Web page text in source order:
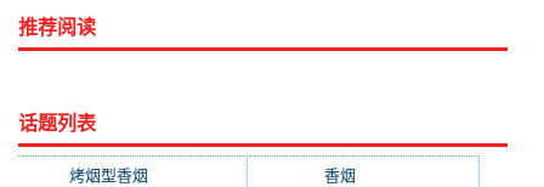
推荐阅读
话题列表
烤烟型香烟 香烟